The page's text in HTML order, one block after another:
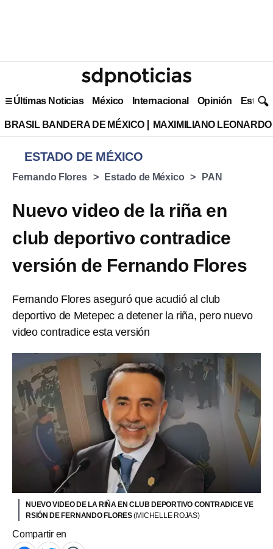
Últimas Noticias México Internacional Opinión Estilo
BRASIL BANDERA DE MÉXICO MAXIMILIANO
ESTADO DE MÉXICO
Fernando Flores Estado de México PAN
Nuevo video de la riña en
club deportivo contradice
versión de Fernando Flores
Fernando Flores aseguró que acudió al club
deportivo de Metepec a detener la riña, pero nuevo
video contradice esta versión
NUEVO VIDEO DE LA RIÑA EN CLUB DEPORTIVO CONTRADICE VE
RSIÓN DE FERNANDO FLORES(MICHELLE ROJAS)
Compartir en